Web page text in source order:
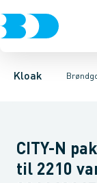
Kloak
Rør & fittings
Kegler, dæksler
Ø280 mm Ø315
CITY-N
til 2210